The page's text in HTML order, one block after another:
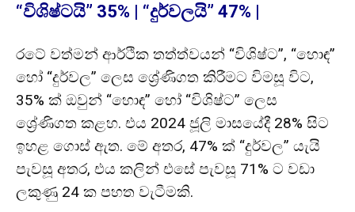
“විශිෂ්ටයි” 35% | “දුර්වලයි” 47% |
රටේ වත්මන් ආර්ථික තත්ත්වයන් “විශිෂ්ට”, “හොඳ”
හෝ “දුර්වල” ලෙස ශ්‍රේණිගත කිරීමට විමසූ විට,
35% ක් ඔවුන් “හොඳ” හෝ “විශිෂ්ට” ලෙස
ශ්‍රේණිගත කළහ. එය 2024 ජූලි මාසයේදී 28% සිට
ඉහළ ගොස් ඇත. මේ අතර, 47% ක් “දුර්වල” යැයි
පැවසූ අතර, එය කලින් එසේ පැවසූ 71% ට වඩා
ලකුණු 24 ක පහත වැටීමකි.